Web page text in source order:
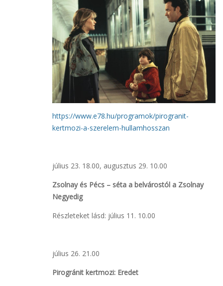
https://www.e78.hu/programok/pirogranit-
kertmozi-a-szerelem-hullamhosszan
július 23. 18.00, augusztus 29. 10.00
Zsolnay és Pécs – séta a belvárostól a Zsolnay
Negyedig
Részleteket lásd: július 11. 10.00
július 26. 21.00
Pirogránit kertmozi: Eredet